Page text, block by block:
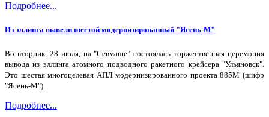
Подробнее...
Из эллинга вывели шестой модернизированный "Ясень-М"
Во вторник, 28 июля, на "Севмаше" состоялась торжественная церемония
вывода из эллинга атомного подводного ракетного крейсера "Ульяновск".
Это шестая многоцелевая АПЛ модернизированного проекта 885М (шифр
"Ясень-М").
Подробнее...